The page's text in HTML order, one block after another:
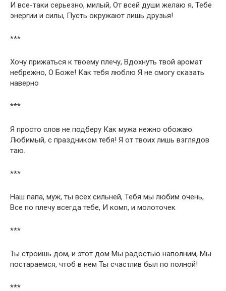
И все-таки серьезно, милый, От всей души желаю я, Тебе
энергии и силы, Пусть окружают лишь друзья!
***
Хочу прижаться к твоему плечу, Вдохнуть твой аромат
небрежно, О Боже! Как тебя люблю Я не смогу сказать
наверно
***
Я просто слов не подберу Как мужа нежно обожаю.
Любимый, с праздником тебя! Я от твоих лишь взглядов
таю.
***
Наш папа, муж, ты всех сильней, Тебя мы любим очень,
Все по плечу всегда тебе, И комп, и молоточек
***
Ты строишь дом, и этот дом Мы радостью наполним, Мы
постараемся, чтоб в нем Ты счастлив был по полной!
***